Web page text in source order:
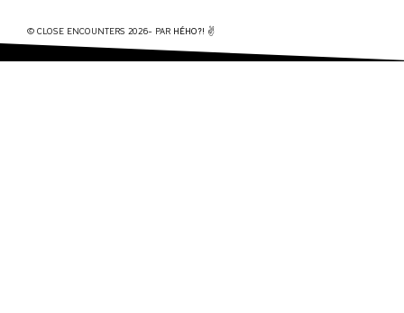
© CLOSE ENCOUNTERS 2026- PAR HÉHO?! ✌️